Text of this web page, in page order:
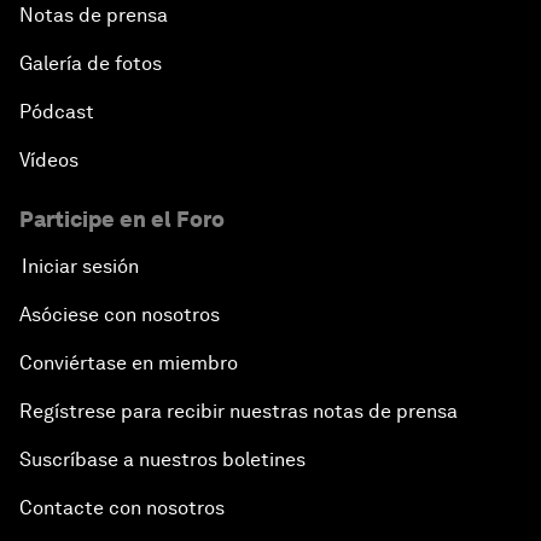
Notas de prensa
Galería de fotos
Pódcast
Vídeos
Participe en el Foro
Iniciar sesión
Asóciese con nosotros
Conviértase en miembro
Regístrese para recibir nuestras notas de prensa
Suscríbase a nuestros boletines
Contacte con nosotros